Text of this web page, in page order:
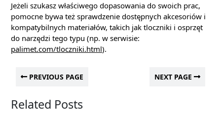
Jeżeli szukasz właściwego dopasowania do swoich prac,
pomocne bywa też sprawdzenie dostępnych akcesoriów i
kompatybilnych materiałów, takich jak tloczniki i osprzęt
do narzędzi tego typu (np. w serwisie:
palimet.com/tloczniki.html).
PREVIOUS PAGE NEXT PAGE
Related Posts